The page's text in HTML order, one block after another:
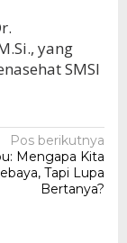
yang
SMSI
Pos berikutnya
Mengapa Kita
Tapi Lupa
Bertanya?